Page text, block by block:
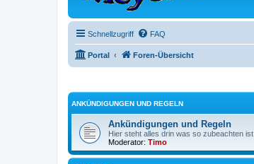
Schnellzugriff FAQ
Portal Foren-Übersicht
ANKÜNDIGUNGEN UND REGELN
Ankündigungen und Regeln
Hier steht alles drin was so zubeachten ist
Moderator: Timo